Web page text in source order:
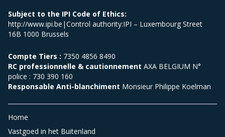
Subject to the IPI Code of Ethics:
http://www.ipi.be|Control authority:IPI – Luxembourg Street
16B 1000 Brussels
Compte Tiers : 7350 4856 8490
RC professionnelle & cautionnement AXA BELGIUM N°
police : 730 390 160
Responsable Anti-blanchiment Monsieur Philippe Koelman
Home
Vastgoed in het Buitenland